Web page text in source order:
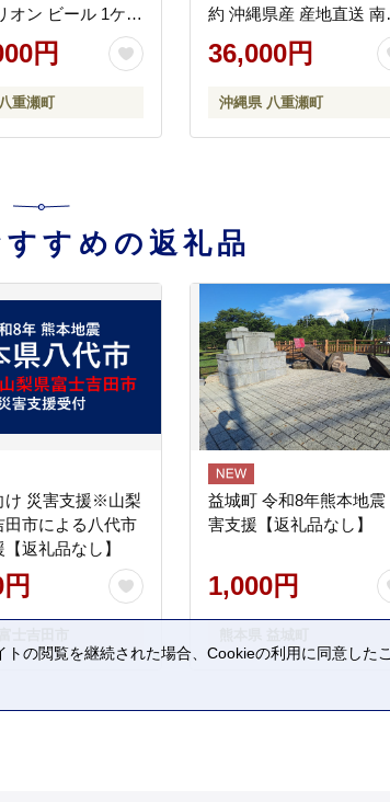
オン ビール 1ケー
24本 定期便 12ヶ
り 飲みやすい こ
沖縄県 八重瀬町
定YE】
円
重瀬町
約 沖縄県産 産地直送 南
フルーツ 旬の味覚 季節
果物 希少種 贈り物 ギフ
36,000円
沖縄県 八重瀬町
すめの返礼品
け 災害支援※山梨
田市による八代市
返礼品なし】
益城町 令和8年熊本地震
害支援【返礼品なし】
1,000円
の閲覧を継続された場合、Cookieの利用に同意した